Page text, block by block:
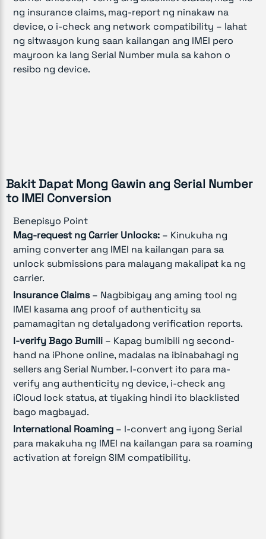
ng insurance claims, mag-report ng ninakaw na
device, o i-check ang network compatibility – lahat
ng sitwasyon kung saan kailangan ang IMEI pero
mayroon ka lang Serial Number mula sa kahon o
resibo ng device.
Bakit Dapat Mong Gawin ang Serial Number
to IMEI Conversion
Benepisyo Point
Mag-request ng Carrier Unlocks: – Kinukuha ng
aming converter ang IMEI na kailangan para sa
unlock submissions para malayang makalipat ka ng
carrier.
Insurance Claims– Nagbibigay ang aming tool ng
IMEI kasama ang proof of authenticity sa
pamamagitan ng detalyadong verification reports.
I-verify Bago Bumili – Kapag bumibili ng second-
hand na iPhone online, madalas na ibinabahagi ng
sellers ang Serial Number. I-convert ito para ma-
verify ang authenticity ng device, i-check ang
iCloud lock status, at tiyaking hindi ito blacklisted
bago magbayad.
International Roaming – I-convert ang iyong Serial
para makakuha ng IMEI na kailangan para sa roaming
activation at foreign SIM compatibility.